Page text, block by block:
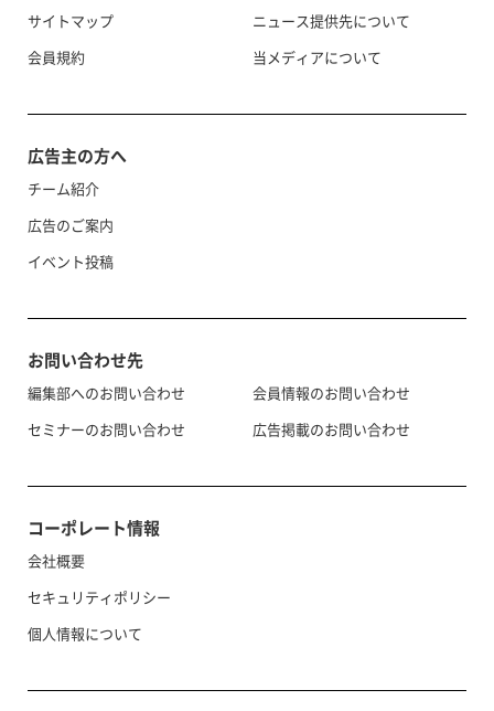
サイトマップ
会員規約
ニュース提供先について
当メディアについて
広告主の方へ
チーム紹介
広告のご案内
イベント投稿
お問い合わせ先
編集部へのお問い合わせ
セミナーのお問い合わせ
会員情報のお問い合わせ
広告掲載のお問い合わせ
コーポレート情報
会社概要
セキュリティポリシー
個人情報について